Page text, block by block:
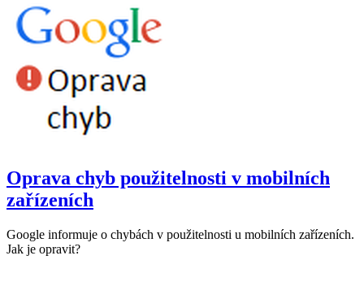
Oprava chyb použitelnosti v mobilních
zařízeních
Google informuje o chybách v použitelnosti u mobilních zařízeních.
Jak je opravit?